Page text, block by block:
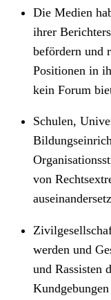
Die Medien
ihrer
befördern und
Positionen in
kein Forum
Schulen,
von
werden und
und Rassisten